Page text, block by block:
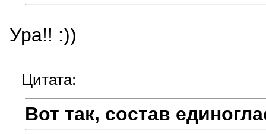
Ура!! :))
Цитата:
Вот так, состав